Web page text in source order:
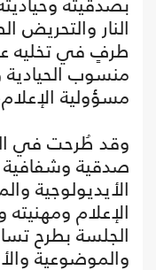
النار
طرفٍ في تخليه
منسوب الحيادية
مسؤولية
وقد طُرحت في
صدقية وشفافية
الأيديولوجية
الإعلام
الجلسة بطرح
والموضوعية